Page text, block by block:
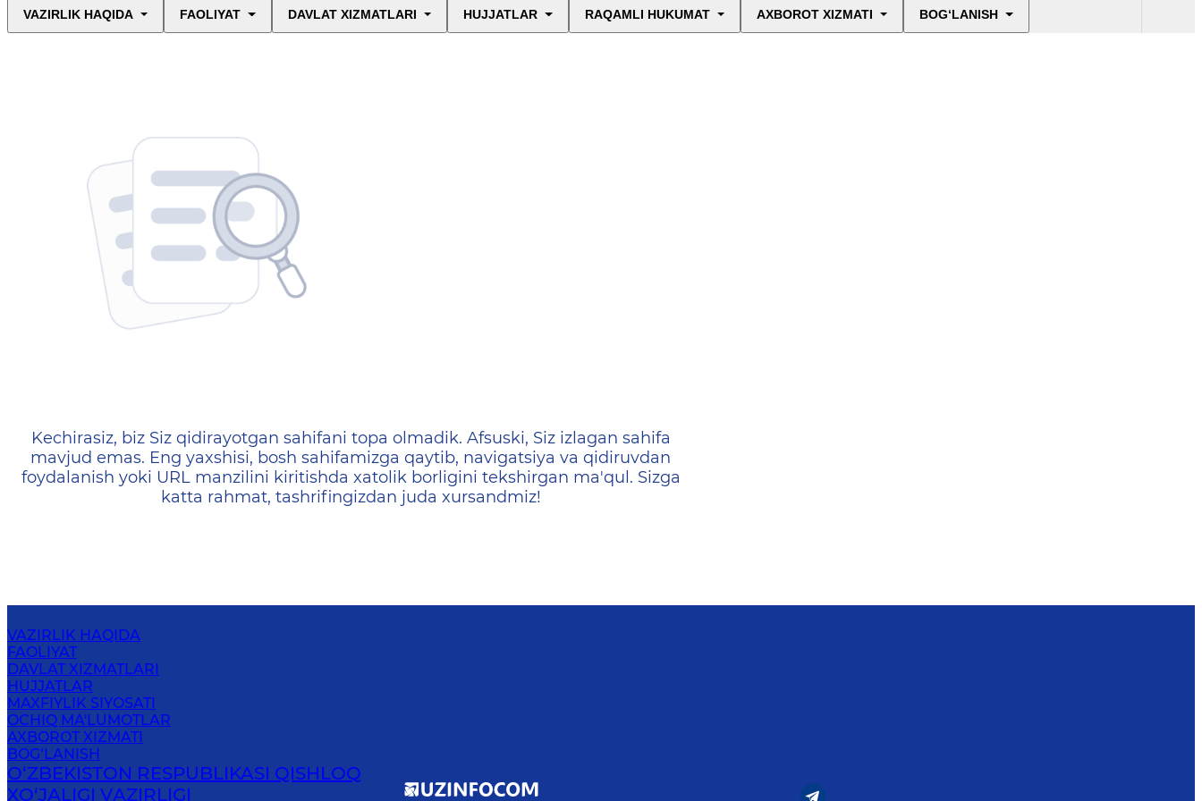
VAZIRLIK HAQIDA FAOLIYAT DAVLAT XIZMATLARI HUJJATLAR RAQAMLI HUKUMAT AXBOROT XIZMATI BOG‘LANISH
404 — Страница не найдена
Kechirasiz, biz Siz qidirayotgan sahifani topa olmadik. Afsuski, Siz izlagan sahifa
mavjud emas. Eng yaxshisi, bosh sahifamizga qaytib, navigatsiya va qidiruvdan
foydalanish yoki URL manzilini kiritishda xatolik borligini tekshirgan ma'qul. Sizga
katta rahmat, tashrifingizdan juda xursandmiz!
VAZIRLIK HAQIDA
FAOLIYAT
DAVLAT XIZMATLARI
HUJJATLAR
MAXFIYLIK SIYOSATI
OCHIQ MA'LUMOTLAR
AXBOROT XIZMATI
BOG‘LANISH
O‘ZBEKISTON RESPUBLIKASI QISHLOQ
ХO‘JАLIGI VАZIRLIGI